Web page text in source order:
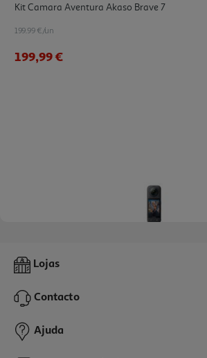
Kit Camara Aventura Akaso Brave 7
199.99 €/un
199,99 €
Câmara Aventura Insta360 Preta X5 Essencial
699,99 €
Lojas
Contacto
Ajuda